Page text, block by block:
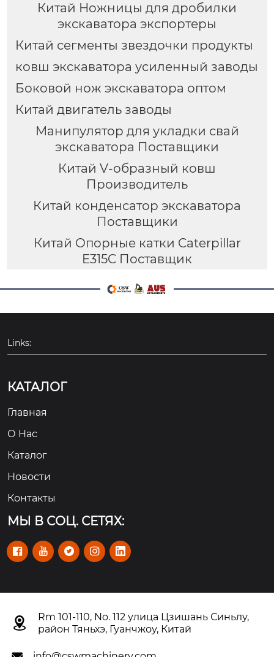
Китай Ножницы для дробилки
экскаватора экспортеры
Китай сегменты звездочки продукты
ковш экскаватора усиленный заводы
Боковой нож экскаватора оптом
Китай двигатель заводы
Манипулятор для укладки свай
экскаватора Поставщики
Китай V-образный ковш
Производитель
Китай конденсатор экскаватора
Поставщики
Китай Опорные катки Caterpillar
E315C Поставщик
Links:
КАТАЛОГ
Главная
О Hас
Каталог
Новости
Контакты
МЫ В СОЦ. СЕТЯХ:
    

Rm 101-110, No. 112 улица Цзишань Синьлу,
район Тяньхэ, Гуанчжоу, Китай